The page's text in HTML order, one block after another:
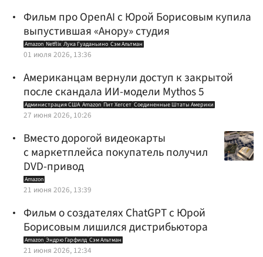
Фильм про OpenAI с Юрой Борисовым купила
выпустившая «Анору» студия
Amazon Netflix Лука Гуаданьино Сэм Альтман
01 июля 2026, 13:36
Американцам вернули доступ к закрытой
после скандала ИИ-модели Mythos 5
Администрация США Amazon Пит Хегсет Соединенные Штаты Америки
27 июня 2026, 10:26
Вместо дорогой видеокарты
с маркетплейса покупатель получил
DVD-привод
Amazon
21 июня 2026, 13:39
Фильм о создателях ChatGPT с Юрой
Борисовым лишился дистрибьютора
Amazon Эндрю Гарфилд Сэм Альтман
21 июня 2026, 12:34